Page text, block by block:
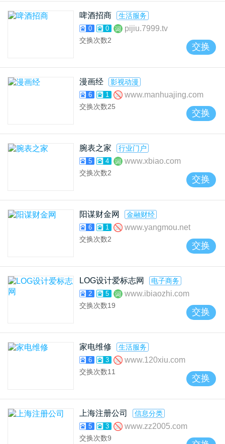
啤酒招商 生活服务
0 0 pijiu.7999.tv
交换次数2
交换
漫画经 影视动漫
6 1 www.manhuajing.com
交换次数25
交换
腕表之家 行业门户
5 4 www.xbiao.com
交换次数2
交换
阳谋财金网 金融财经
6 1 www.yangmou.net
交换次数2
交换
LOG设计爱标志网 电子商务
2 5 www.ibiaozhi.com
交换次数19
交换
家电维修 生活服务
6 3 www.120xiu.com
交换次数11
交换
上海注册公司 信息分类
5 3 www.zz2005.com
交换次数9